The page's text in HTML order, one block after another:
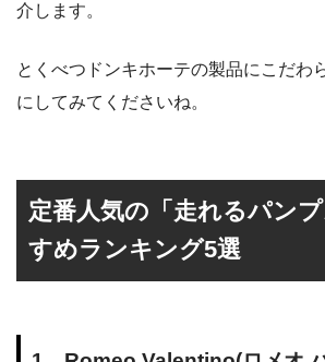
介します。
とくべつドンキホーテの製品にこだわ
にしてみてくださいね。
定番人気の「走れるパン
すめランキング5選